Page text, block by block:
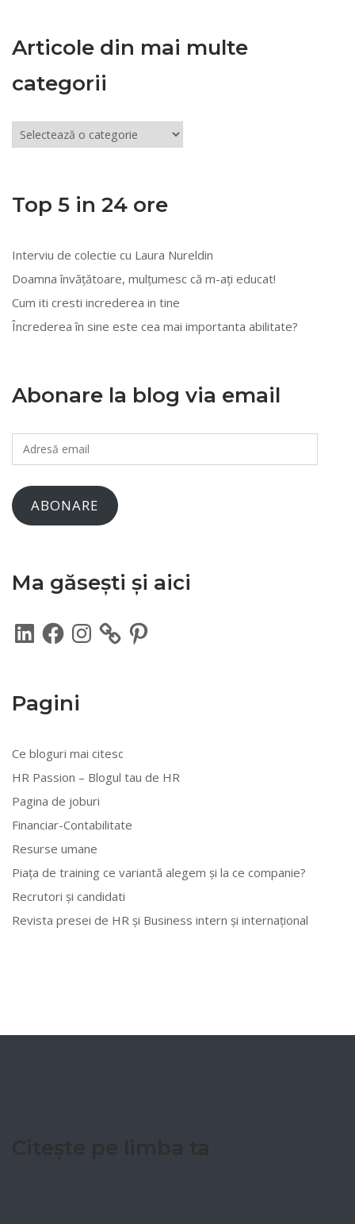
Articole din mai multe
categorii
Articole
din
categorii
Top 5 in 24 ore
Interviu de colectie cu Laura Nureldin
Doamna învățătoare, mulțumesc că m-ați educat!
Cum iti cresti increderea in tine
Încrederea în sine este cea mai importanta abilitate?
Abonare la blog via email
Adresă
email
ABONARE
Ma găsești și aici
LinkedInFacebookInstagram Pinterest
Pagini
Ce bloguri mai citesc
HR Passion – Blogul tau de HR
Pagina de joburi
Financiar-Contabilitate
Resurse umane
Piața de training ce variantă alegem și la ce companie?
Recrutori și candidati
Revista presei de HR și Business intern și internațional